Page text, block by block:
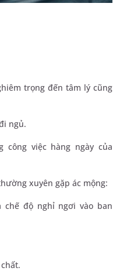
trọng đến tâm lý cũng
ngủ.
việc hàng ngày của
xuyên gặp ác mộng:
độ nghỉ ngơi vào ban